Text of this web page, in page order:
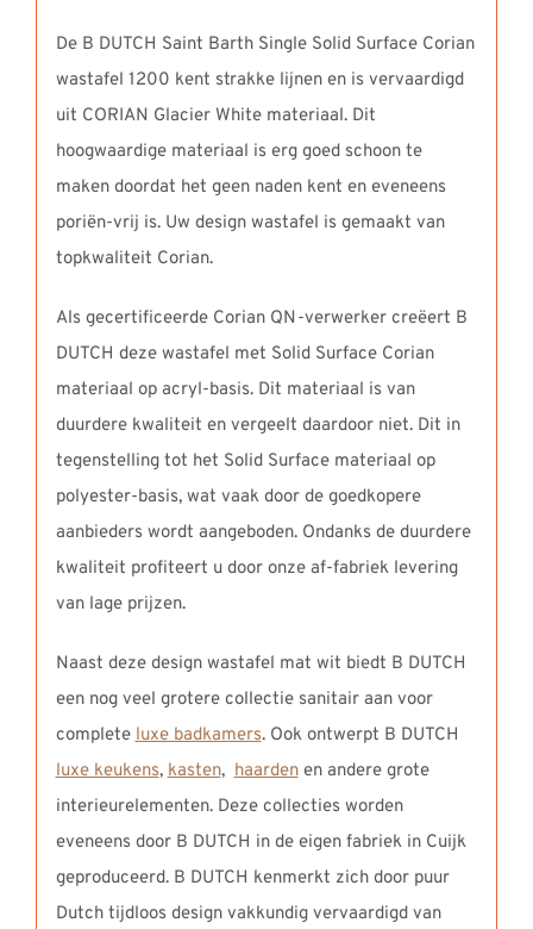
De B DUTCH Saint Barth Single Solid Surface Corian
wastafel 1200 kent strakke lijnen en is vervaardigd
uit CORIAN Glacier White materiaal. Dit
hoogwaardige materiaal is erg goed schoon te
maken doordat het geen naden kent en eveneens
poriën-vrij is. Uw design wastafel is gemaakt van
topkwaliteit Corian.
Als gecertificeerde Corian QN-verwerker creëert B
DUTCH deze wastafel met Solid Surface Corian
materiaal op acryl-basis. Dit materiaal is van
duurdere kwaliteit en vergeelt daardoor niet. Dit in
tegenstelling tot het Solid Surface materiaal op
polyester-basis, wat vaak door de goedkopere
aanbieders wordt aangeboden. Ondanks de duurdere
kwaliteit profiteert u door onze af-fabriek levering
van lage prijzen.
Naast deze design wastafel mat wit biedt B DUTCH
een nog veel grotere collectie sanitair aan voor
complete luxe badkamers. Ook ontwerpt B DUTCH
luxe keukens, kasten, haardenen andere grote
interieurelementen. Deze collecties worden
eveneens door B DUTCH in de eigen fabriek in Cuijk
geproduceerd. B DUTCH kenmerkt zich door puur
Dutch tijdloos design vakkundig vervaardigd van